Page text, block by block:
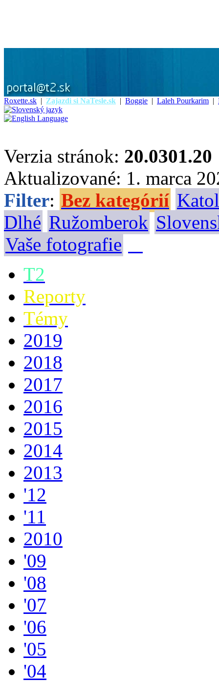
Roxette.sk | Zajazdi si NaTesle.sk | Boggie | Laleh Pourkarim |
Verzia stránok: 20.0301.20
Aktualizované: 1. marca
Filter: Bez kategórií
Dlhé Ružomberok
Vaše fotografie
T2
Reporty
Témy
2019
2018
2017
2016
2015
2014
2013
'12
'11
2010
'09
'08
'07
'06
'05
'04